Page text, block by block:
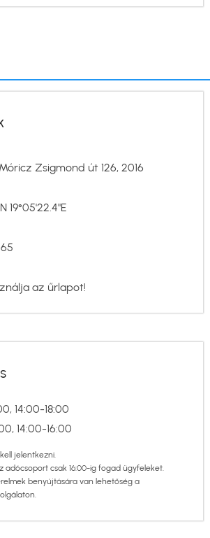
Zsigmond út 126, 2016
19°05'22.4"E
az űrlapot!
14:00-18:00
14:00-16:00
jelentkezni.
adócsoport csak 16:00-ig fogad ügyfeleket.
benyújtására van lehetőség a